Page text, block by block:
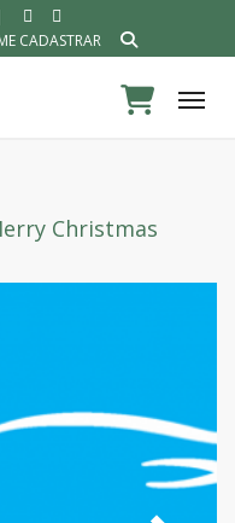
CADASTRAR
Christmas